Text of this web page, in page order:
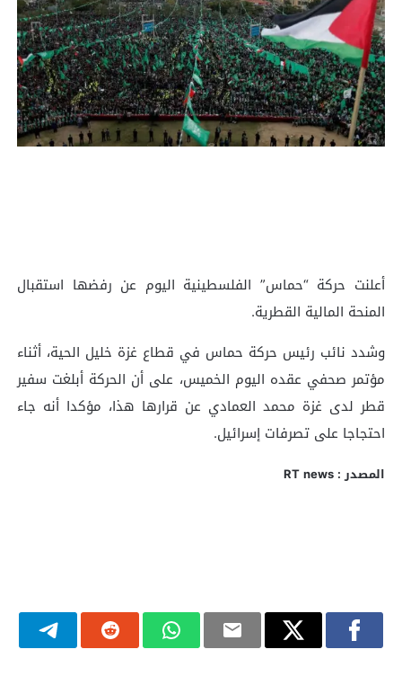
أعلنت حركة “حماس” الفلسطينية اليوم عن رفضها استقبال
المنحة المالية القطرية.
وشدد نائب رئيس حركة حماس في قطاع غزة خليل الحية، أثناء
مؤتمر صحفي عقده اليوم الخميس، على أن الحركة أبلغت سفير
قطر لدى غزة محمد العمادي عن قرارها هذا، مؤكدا أنه جاء
احتجاجا على تصرفات إسرائيل.
المصدر : RT news